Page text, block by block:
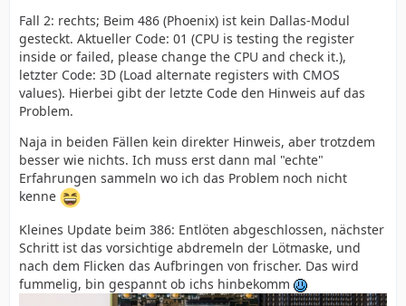
Fall 2: rechts; Beim 486 (Phoenix) ist kein Dallas-Modul
gesteckt. Aktueller Code: 01 (CPU is testing the register
inside or failed, please change the CPU and check it.),
letzter Code: 3D (Load alternate registers with CMOS
values). Hierbei gibt der letzte Code den Hinweis auf das
Problem.
Naja in beiden Fällen kein direkter Hinweis, aber trotzdem
besser wie nichts. Ich muss erst dann mal "echte"
Erfahrungen sammeln wo ich das Problem noch nicht
kenne
Kleines Update beim 386: Entlöten abgeschlossen, nächster
Schritt ist das vorsichtige abdremeln der Lötmaske, und
nach dem Flicken das Aufbringen von frischer. Das wird
fummelig, bin gespannt ob ichs hinbekomm